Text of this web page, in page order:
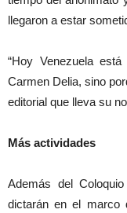
llegaron a estar
“Hoy Venezuela
Carmen Delia, sino
editorial que lleva su
Más actividades
Además del
dictarán en el marco